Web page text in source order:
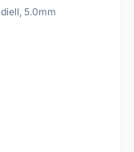
5.0mm